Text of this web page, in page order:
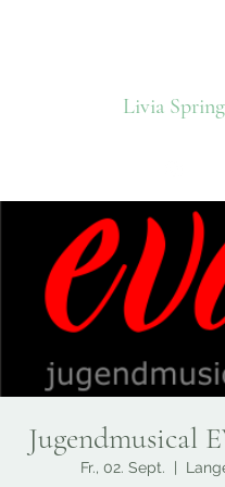
Livia Spring
Jugendmusical
Fr., 02. Sept.